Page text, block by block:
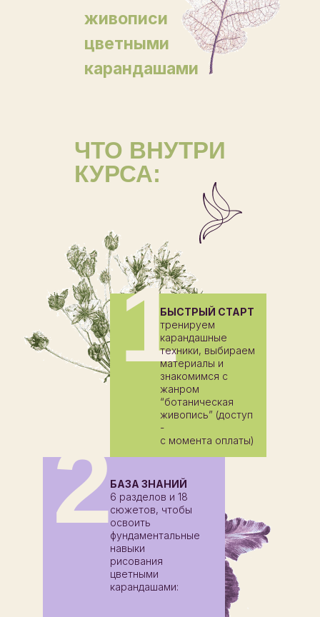
живописи
цветными
карандашами
ЧТО ВНУТРИ
КУРСА:
2
1БЫСТРЫЙ СТАРТ
тренируем
карандашные
техники, выбираем
материалы и
знакомимся с
жанром
“ботаническая
живопись” (доступ
-
с момента оплаты)
БАЗА ЗНАНИЙ
6 разделов и 18
сюжетов, чтобы
освоить
фундаментальные
навыки
рисования
цветными
карандашами: